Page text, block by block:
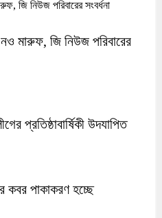
মারুফ, জি নিউজ পরিবারের
প্রতিষ্ঠাবার্ষিকী উদযাপিত
কবর পাকাকরণ হচ্ছে